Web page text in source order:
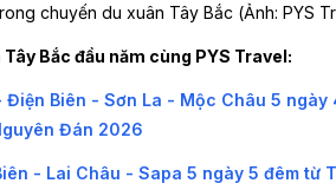
chuyến du xuân Tây Bắc (Ảnh: PYS
Bắc đầu năm cùng PYS Travel:
Biên - Sơn La - Mộc Châu 5 ngày
Đán 2026
- Lai Châu - Sapa 5 ngày 5 đêm từ